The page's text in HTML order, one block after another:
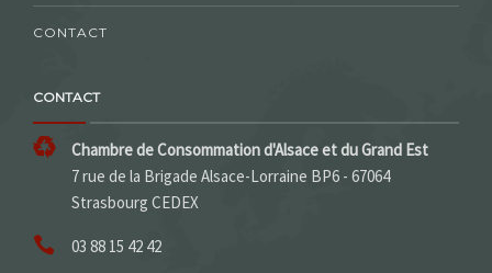
CONTACT
CONTACT
Chambre de Consommation d'Alsace et du Grand Est
7 rue de la Brigade Alsace-Lorraine BP6 - 67064
Strasbourg CEDEX
03 88 15 42 42